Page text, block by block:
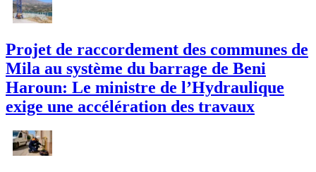
Projet de raccordement des communes de
Mila au système du barrage de Beni
Haroun: Le ministre de l’Hydraulique
exige une accélération des travaux